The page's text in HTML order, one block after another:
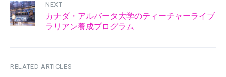
NEXT
カナダ・アルバータ大学のティーチャーライブ
ラリアン養成プログラム
RELATED ARTICLES